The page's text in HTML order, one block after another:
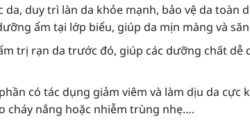
da, duy trì làn da khỏe mạnh, bảo vệ da
ẩm tại lớp biểu, giúp da mịn màng và
trị rạn da trước đó, giúp các dưỡng chất
có tác dụng giảm viêm và làm dịu da
cháy nắng hoặc nhiễm trùng nhẹ….